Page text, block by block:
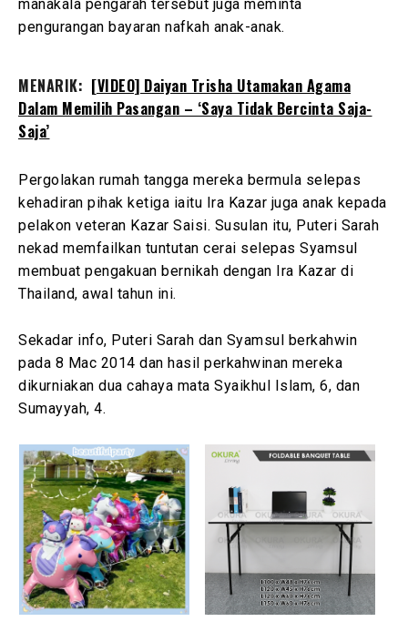
manakala pengarah tersebut juga meminta
pengurangan bayaran nafkah anak-anak.
MENARIK: [VIDEO] Daiyan Trisha Utamakan Agama
Dalam Memilih Pasangan – ‘Saya Tidak Bercinta Saja-
Saja’
Pergolakan rumah tangga mereka bermula selepas
kehadiran pihak ketiga iaitu Ira Kazar juga anak kepada
pelakon veteran Kazar Saisi. Susulan itu, Puteri Sarah
nekad memfailkan tuntutan cerai selepas Syamsul
membuat pengakuan bernikah dengan Ira Kazar di
Thailand, awal tahun ini.
Sekadar info, Puteri Sarah dan Syamsul berkahwin
pada 8 Mac 2014 dan hasil perkahwinan mereka
dikurniakan dua cahaya mata Syaikhul Islam, 6, dan
Sumayyah, 4.
T
h
o
w